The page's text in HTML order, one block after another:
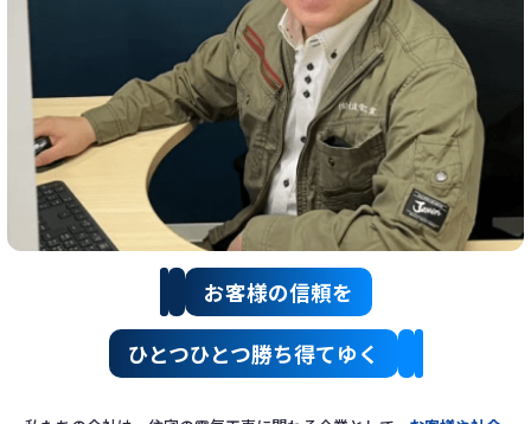
お客様の信頼を
ひとつひとつ勝ち得てゆく